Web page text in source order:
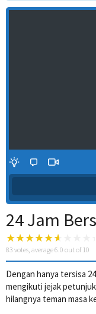
24 Jam
83 votes, average6.0 out of 10
Dengan hanya tersisa
mengikuti jejak
hilangnya teman masa